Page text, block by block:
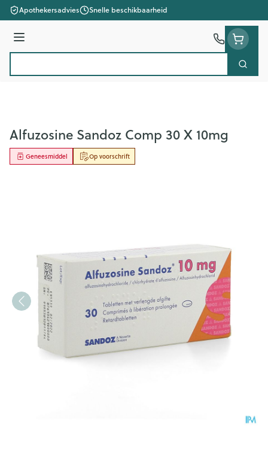
Ga naar de inhoud
Apothekersadvies Snelle beschikbaarheid
Menu
Zoek
Alfuzosine Sandoz Comp 30 X 10mg
Op voorschrift
Geneesmiddel